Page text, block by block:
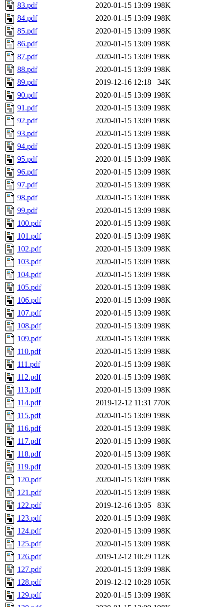
83.pdf
2020-01-15 13:09 198K
84.pdf
2020-01-15 13:09 198K
85.pdf
2020-01-15 13:09 198K
86.pdf
2020-01-15 13:09 198K
87.pdf
2020-01-15 13:09 198K
88.pdf
2020-01-15 13:09 198K
89.pdf
2019-12-16 12:18
34K
90.pdf
2020-01-15 13:09 198K
91.pdf
2020-01-15 13:09 198K
92.pdf
2020-01-15 13:09 198K
93.pdf
2020-01-15 13:09 198K
94.pdf
2020-01-15 13:09 198K
95.pdf
2020-01-15 13:09 198K
96.pdf
2020-01-15 13:09 198K
97.pdf
2020-01-15 13:09 198K
98.pdf
2020-01-15 13:09 198K
99.pdf
2020-01-15 13:09 198K
100.pdf
2020-01-15 13:09 198K
101.pdf
2020-01-15 13:09 198K
102.pdf
2020-01-15 13:09 198K
103.pdf
2020-01-15 13:09 198K
104.pdf
2020-01-15 13:09 198K
105.pdf
2020-01-15 13:09 198K
106.pdf
2020-01-15 13:09 198K
107.pdf
2020-01-15 13:09 198K
108.pdf
2020-01-15 13:09 198K
109.pdf
2020-01-15 13:09 198K
110.pdf
2020-01-15 13:09 198K
111.pdf
2020-01-15 13:09 198K
112.pdf
2020-01-15 13:09 198K
113.pdf
2020-01-15 13:09 198K
114.pdf
2019-12-12 11:31 770K
115.pdf
2020-01-15 13:09 198K
116.pdf
2020-01-15 13:09 198K
117.pdf
2020-01-15 13:09 198K
118.pdf
2020-01-15 13:09 198K
119.pdf
2020-01-15 13:09 198K
120.pdf
2020-01-15 13:09 198K
121.pdf
2020-01-15 13:09 198K
122.pdf
2019-12-16 13:05
83K
123.pdf
2020-01-15 13:09 198K
124.pdf
2020-01-15 13:09 198K
125.pdf
2020-01-15 13:09 198K
126.pdf
2019-12-12 10:29 112K
127.pdf
2020-01-15 13:09 198K
128.pdf
2019-12-12 10:28 105K
129.pdf
2020-01-15 13:09 198K